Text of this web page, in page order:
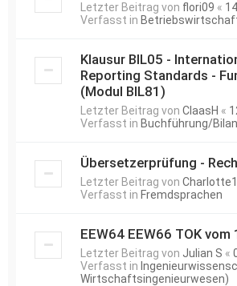
Letzter Beitrag von flori09 «
Verfasst in
Klausur BIL05 -
Reporting Standards -
(Modul BIL81)
Letzter Beitrag von ClaasH «
Verfasst in Buchführung/
Übersetzerprüfung -
Letzter Beitrag von Charlotte1
Verfasst in Fremdsprachen
EEW64 EEW66 TOK vom
Letzter Beitrag von Julian S «
Verfasst in
Wirtschaftsingenieurwesen)